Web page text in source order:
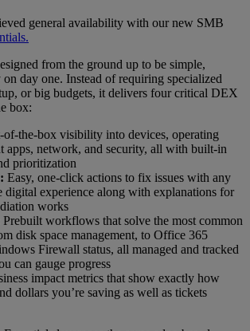
general availability with our new SMB
from the ground up to be simple,
day one. Instead of requiring specialized
or big budgets, it delivers four critical DEX
box:
of-the-box visibility into devices, operating
apps, network, and security, all with built-in
prioritization
Easy, one-click actions to fix issues with any
digital experience along with explanations for
works
Prebuilt workflows that solve the most common
disk space management, to Office 365
Firewall status, all managed and tracked
can gauge progress
impact metrics that show exactly how
dollars you’re saving as well as tickets